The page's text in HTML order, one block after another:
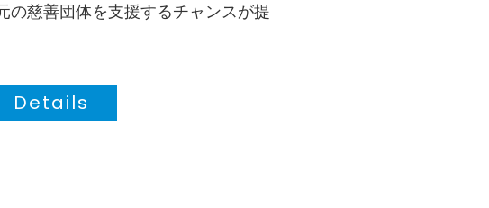
の慈善団体を支援するチャンスが提
Details